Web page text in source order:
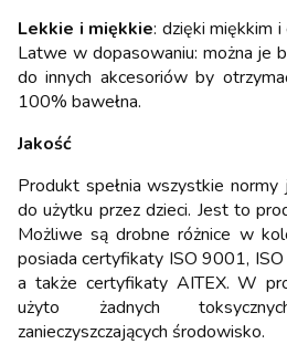
Lekkie i miękkie: dzięki miękkim
Latwe w dopasowaniu: można je
do innych akcesoriów by
100% bawełna.
Jakość
Produkt spełnia wszystkie
do użytku przez dzieci. Jest to
Możliwe są drobne różnice w
posiada certyfikaty ISO 9001,
a także certyfikaty AITEX. W
użyto żadnych
zanieczyszczających środowisko.